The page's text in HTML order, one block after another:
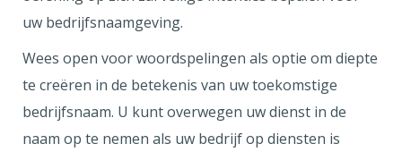
uw bedrijfsnaamgeving.
Wees open voor woordspelingen als optie om diepte
te creëren in de betekenis van uw toekomstige
bedrijfsnaam. U kunt overwegen uw dienst in de
naam op te nemen als uw bedrijf op diensten is